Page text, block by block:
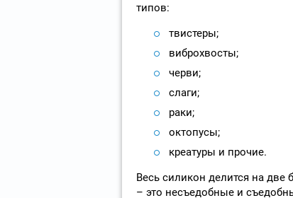
типов:
твистеры;
виброхвосты;
черви;
слаги;
раки;
октопусы;
креатуры и прочие.
Весь силикон делится на две
– это несъедобные и